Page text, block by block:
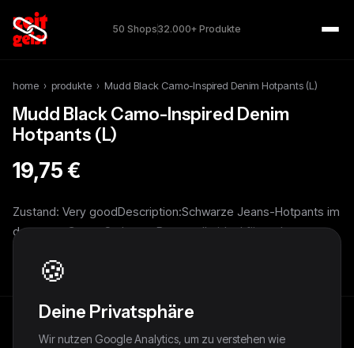
50 Shops32.000+ Produkte
home › produkte › Mudd Black Camo-Inspired Denim Hotpants (L)
Mudd Black Camo-Inspired Denim
Hotpants (L)
19,75 €
Zustand: Very goodDescription:Schwarze Jeans-Hotpants im
dezenten Camo-Style aus Baumwolle ideal fürcoole
🍪
Deine Privatsphäre
Wir nutzen Google Analytics, um zu verstehen wie